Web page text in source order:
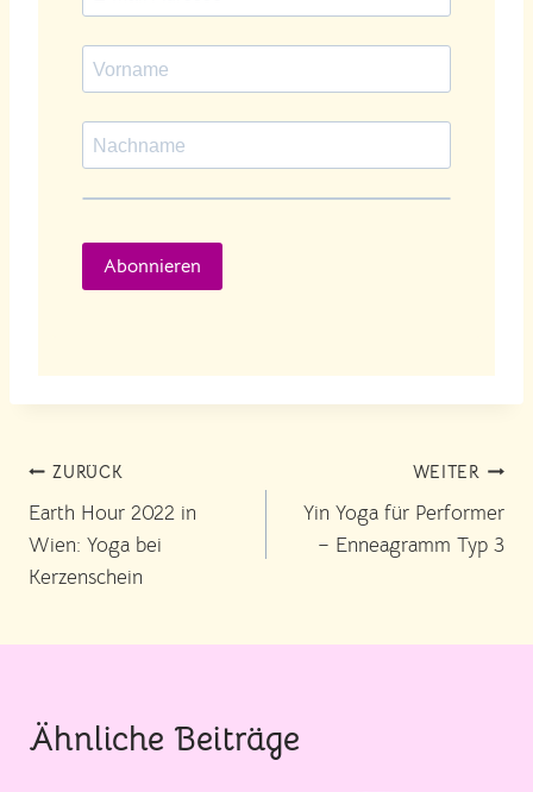
Abonnieren
Beitragsnavigation
ZURÜCK
Earth Hour 2022 in
Wien: Yoga bei
Kerzenschein
WEITER
Yin Yoga für Performer
– Enneagramm Typ 3
Ähnliche Beiträge